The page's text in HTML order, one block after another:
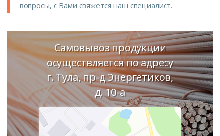
вопросы, с Вами свяжется наш специалист.
Самовывоз продукции
осуществляется по адресу
г. Тула, пр-д Энергетиков,
д. 10-а